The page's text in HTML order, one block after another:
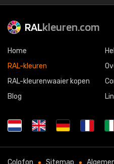
RALkleuren.com
Home
RAL-kleuren
RAL-kleurenwaaier kopen
Blog
Colofon Sitemap